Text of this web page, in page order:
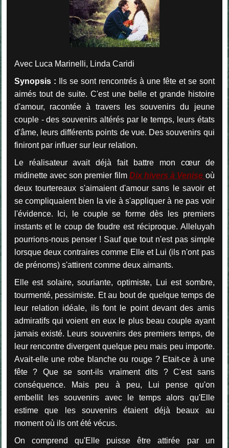
Avec Luca Marinelli, Linda Caridi
Synopsis : Ils se sont rencontrés à une fête et se sont
aimés tout de suite. C'est une belle et grande histoire
d'amour, racontée à travers les souvenirs du jeune
couple - des souvenirs altérés par le temps, leurs états
d'âme, leurs différents points de vue. Des souvenirs qui
finiront par influer sur leur relation.
Le réalisateur avait déjà fait battre mon cœur de
midinette avec son premier film Dix hivers à Venise où
deux tourtereaux s'aimaient d'amour sans le savoir et
se compliquaient bien la vie à s'appliquer à ne pas voir
l'évidence. Ici, le couple se forme dès les premiers
instants et le coup de foudre est réciproque. Alleluyah
pourrions-nous penser ! Sauf que tout n'est pas simple
lorsque deux contraires comme Elle et Lui (ils n'ont pas
de prénoms) s'attirent comme deux aimants.
Elle est solaire, souriante, optimiste, Lui est sombre,
tourmenté, pessimiste. Et au bout de quelque temps de
leur relation idéale, ils font le point devant des amis
admiratifs qui voient en eux le plus beau couple ayant
jamais existé. Leurs souvenirs des premiers temps, de
leur rencontre divergent quelque peu mais peu importe.
Avait-elle une robe blanche ou rouge ? Etait-ce à une
fête ? Que se sont-ils vraiment dits ? C'est sans
conséquence. Mais peu à peu, Lui pense qu'on
embellit les souvenirs avec le temps alors qu'Elle
estime que les souvenirs étaient déjà beaux au
moment où ils ont été vécus.
On comprend qu'Elle puisse être attirée par un